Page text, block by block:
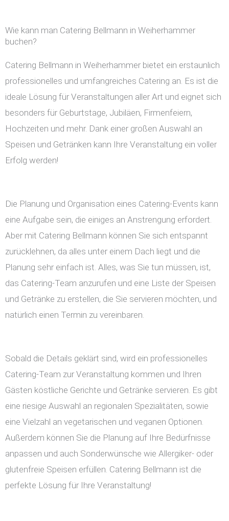
Wie kann man Catering Bellmann in Weiherhammer
buchen?
Catering Bellmann in Weiherhammer bietet ein erstaunlich
professionelles und umfangreiches Catering an. Es ist die
ideale Lösung für Veranstaltungen aller Art und eignet sich
besonders für Geburtstage, Jubiläen, Firmenfeiern,
Hochzeiten und mehr. Dank einer großen Auswahl an
Speisen und Getränken kann Ihre Veranstaltung ein voller
Erfolg werden!
Die Planung und Organisation eines Catering-Events kann
eine Aufgabe sein, die einiges an Anstrengung erfordert.
Aber mit Catering Bellmann können Sie sich entspannt
zurücklehnen, da alles unter einem Dach liegt und die
Planung sehr einfach ist. Alles, was Sie tun müssen, ist,
das Catering-Team anzurufen und eine Liste der Speisen
und Getränke zu erstellen, die Sie servieren möchten, und
natürlich einen Termin zu vereinbaren.
Sobald die Details geklärt sind, wird ein professionelles
Catering-Team zur Veranstaltung kommen und Ihren
Gästen köstliche Gerichte und Getränke servieren. Es gibt
eine riesige Auswahl an regionalen Spezialitäten, sowie
eine Vielzahl an vegetarischen und veganen Optionen.
Außerdem können Sie die Planung auf Ihre Bedürfnisse
anpassen und auch Sonderwünsche wie Allergiker- oder
glutenfreie Speisen erfüllen. Catering Bellmann ist die
perfekte Lösung für Ihre Veranstaltung!